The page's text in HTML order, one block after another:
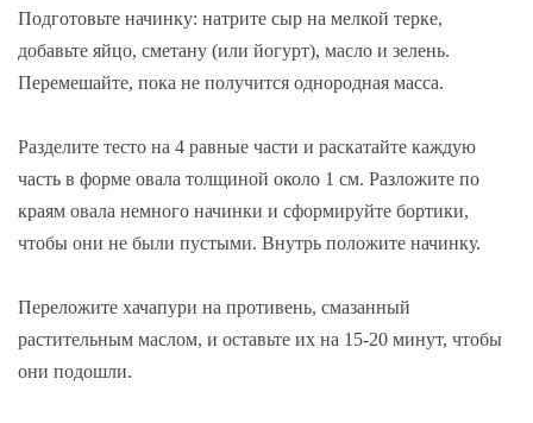
Подготовьте начинку: натрите сыр на мелкой терке,
добавьте яйцо, сметану (или йогурт), масло и зелень.
Перемешайте, пока не получится однородная масса.
Разделите тесто на 4 равные части и раскатайте каждую
часть в форме овала толщиной около 1 см. Разложите по
краям овала немного начинки и сформируйте бортики,
чтобы они не были пустыми. Внутрь положите начинку.
Переложите хачапури на противень, смазанный
растительным маслом, и оставьте их на 15-20 минут, чтобы
они подошли.